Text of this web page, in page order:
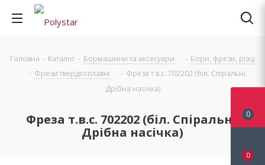
Головна - Каталог - Бормашини та аксесуари - Бори, фрези, різці
- Фрези твердосплавні - Фреза т.в.с. 702202 (біл. Спіральні.
Дрібна насічка)
Фреза т.в.с. 702202 (біл. Спіральні.
Дрібна насічка)
0
0